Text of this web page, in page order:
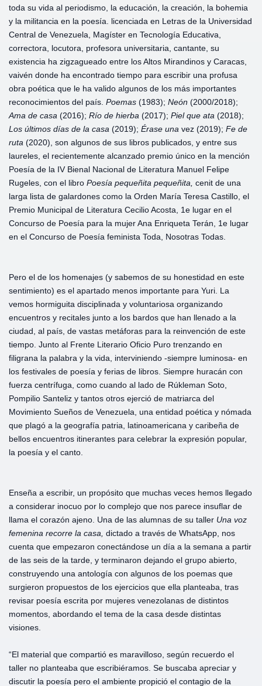
toda su vida al periodismo, la educación, la creación, la bohemia
y la militancia en la poesía. licenciada en Letras de la Universidad
Central de Venezuela, Magíster en Tecnología Educativa,
correctora, locutora, profesora universitaria, cantante, su
existencia ha zigzagueado entre los Altos Mirandinos y Caracas,
vaivén donde ha encontrado tiempo para escribir una profusa
obra poética que le ha valido algunos de los más importantes
reconocimientos del país. Poemas (1983); Neón (2000/2018);
Ama de casa (2016); Río de hierba (2017); Piel que ata (2018);
Los últimos días de la casa (2019); Érase una vez (2019); Fe de
ruta (2020), son algunos de sus libros publicados, y entre sus
laureles, el recientemente alcanzado premio único en la mención
Poesía de la IV Bienal Nacional de Literatura Manuel Felipe
Rugeles, con el libro Poesía pequeñita pequeñita, cenit de una
larga lista de galardones como la Orden María Teresa Castillo, el
Premio Municipal de Literatura Cecilio Acosta, 1e lugar en el
Concurso de Poesía para la mujer Ana Enriqueta Terán, 1e lugar
en el Concurso de Poesía feminista Toda, Nosotras Todas.
Pero el de los homenajes (y sabemos de su honestidad en este
sentimiento) es el apartado menos importante para Yuri. La
vemos hormiguita disciplinada y voluntariosa organizando
encuentros y recitales junto a los bardos que han llenado a la
ciudad, al país, de vastas metáforas para la reinvención de este
tiempo. Junto al Frente Literario Oficio Puro trenzando en
filigrana la palabra y la vida, interviniendo -siempre luminosa- en
los festivales de poesía y ferias de libros. Siempre huracán con
fuerza centrífuga, como cuando al lado de Rúkleman Soto,
Pompilio Santeliz y tantos otros ejerció de matriarca del
Movimiento Sueños de Venezuela, una entidad poética y nómada
que plagó a la geografía patria, latinoamericana y caribeña de
bellos encuentros itinerantes para celebrar la expresión popular,
la poesía y el canto.
Enseña a escribir, un propósito que muchas veces hemos llegado
a considerar inocuo por lo complejo que nos parece insuflar de
llama el corazón ajeno. Una de las alumnas de su taller Una voz
femenina recorre la casa, dictado a través de WhatsApp, nos
cuenta que empezaron conectándose un día a la semana a partir
de las seis de la tarde, y terminaron dejando el grupo abierto,
construyendo una antología con algunos de los poemas que
surgieron propuestos de los ejercicios que ella planteaba, tras
revisar poesía escrita por mujeres venezolanas de distintos
momentos, abordando el tema de la casa desde distintas
visiones.
“El material que compartió es maravilloso, según recuerdo el
taller no planteaba que escribiéramos. Se buscaba apreciar y
discutir la poesía pero el ambiente propició el contagio de la